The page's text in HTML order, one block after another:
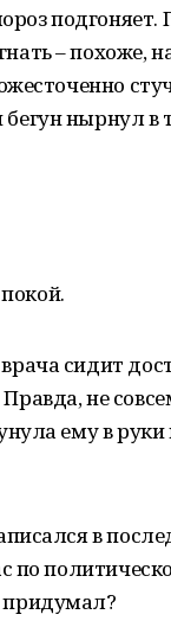
подгоняет.
– похоже,
бегун нырнул
сидит
не
ему в
в
по
придумал?